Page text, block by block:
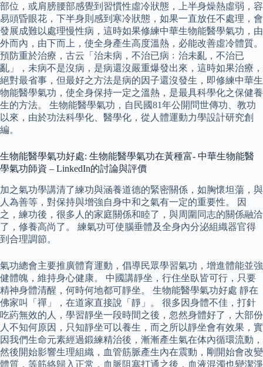
部位，或肩膀腰部感覺到習慣性虛冷狀態，上半身燥熱虛弱，容
易頭昏眼花，下半身則感到寒冷狀態，如果一直放任不處理，會
發展成難以處理慢性病，這時如果修練中華生物能醫學氣功，由
外而內，由下而上，使全身產生高度溫熱，必能改善虛冷體質。
預防重於治療，古云「治未病，不治已病﹔治未亂，不治已
亂」，未病不是沒病，是病還沒嚴重爆發出來，這時如果治療，
絕對最省事，但最好之方法是病的因子還沒發生，即修練中華生
物能醫學氣功，使全身保持一定之溫熱，是最具科學化之保健養
生的方法。 生物能醫學氣功，自民國81年公開問世傳功、教功
以來，由於功法科學化、醫學化，從人體運動力學設計研究創
編。
生物能醫學氣功好處: 生物能醫學氣功在黃種富- 中華生物能醫
學氣功師資 – LinkedIn的討論與評價
加之氣功學講清了練功與涵養道德的緊密關係，如胸懷坦蕩，與
人為善等，對保持與增強自身中和之氣有一定的重要性。 因
之，練功後，很多人的家庭關係和睦了，與周圍同志的關係融洽
了，修養高尚了。 練氣功可使腦垂體及全身內分泌組織器官得
到合理調節。
氣功總會主要推廣體育運動，倡導民眾學習氣功，增進體能並強
健體魄，維持身心健康。 中國講靜坐，行住坐臥皆可行，只要
精神身體清醒，何時何地都可靜坐。 生物能醫學氣功好處 靜在
佛家叫「禪」，在道家直接說「靜」。 很多因身體不佳，打針
吃葯無效的人，學習靜坐一段時間之後，忽然身體好了，大部份
人不知何原因，只知靜坐可以養生，而之所以靜坐會有效果，實
因我們生命元素經過鍛練精治後，漸漸產生氣在体內循環流動，
然後開始影響生理組織，血管筋脈產生內在震動，剛開始會改變
體質，等筋絡歸入正常，血脈阻塞打通之後，血液混濁也變潔淨